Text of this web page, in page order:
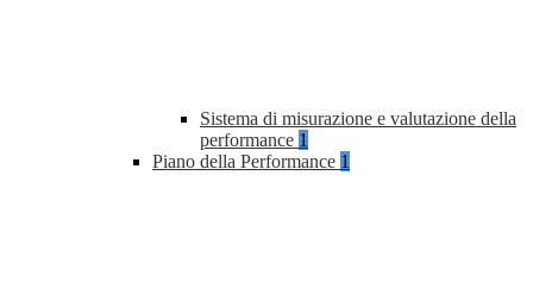
Sistema di misurazione e valutazione della
performance 1
Piano della Performance 1